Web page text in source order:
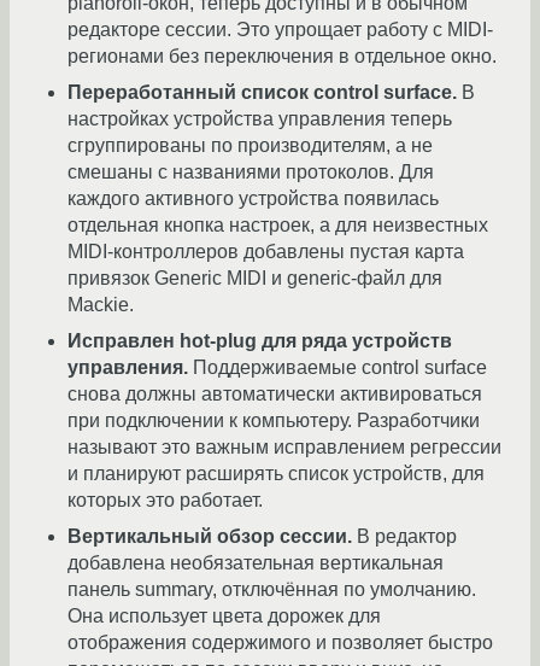
редакторе сессии. Это упрощает работу с MIDI-
регионами без переключения в отдельное окно.
Переработанный список control surface. В
настройках устройства управления теперь
сгруппированы по производителям, а не
смешаны с названиями протоколов. Для
каждого активного устройства появилась
отдельная кнопка настроек, а для неизвестных
MIDI-контроллеров добавлены пустая карта
привязок Generic MIDI и generic-файл для
Mackie.
Исправлен hot-plug для ряда устройств
управления. Поддерживаемые control surface
снова должны автоматически активироваться
при подключении к компьютеру. Разработчики
называют это важным исправлением регрессии
и планируют расширять список устройств, для
которых это работает.
Вертикальный обзор сессии. В редактор
добавлена необязательная вертикальная
панель summary, отключённая по умолчанию.
Она использует цвета дорожек для
отображения содержимого и позволяет быстро